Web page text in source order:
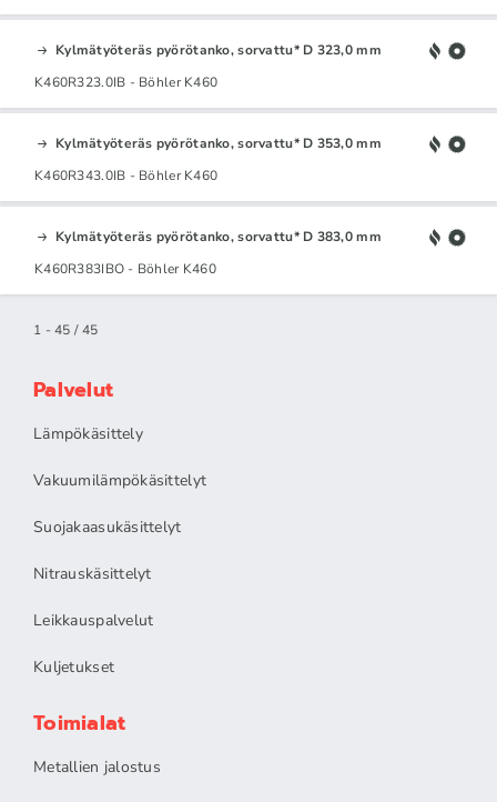
Kylmätyöteräs pyörötanko, sorvattu* D 323,0 mm
K460R323.0IB - Böhler K460
Kylmätyöteräs pyörötanko, sorvattu* D 353,0 mm
K460R343.0IB - Böhler K460
Kylmätyöteräs pyörötanko, sorvattu* D 383,0 mm
K460R383IBO - Böhler K460
1 - 45 / 45
Palvelut
Lämpökäsittely
Vakuumilämpökäsittelyt
Suojakaasukäsittelyt
Nitrauskäsittelyt
Leikkauspalvelut
Kuljetukset
Toimialat
Metallien jalostus